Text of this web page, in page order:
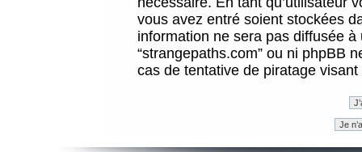
vous avez entré soient stockées
information ne sera pas diffusée
“strangepaths.com” ou ni phpBB
cas de tentative de piratage